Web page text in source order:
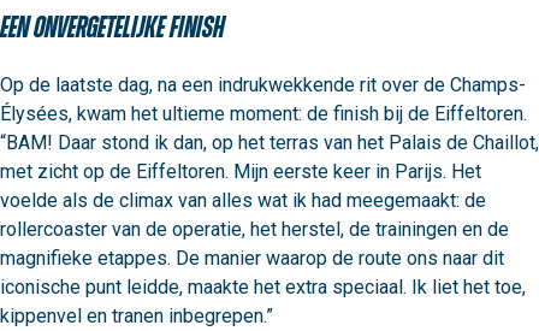
Een onvergetelijke finish
Op de laatste dag, na een indrukwekkende rit over de Champs-
Élysées, kwam het ultieme moment: de finish bij de Eiffeltoren.
“BAM! Daar stond ik dan, op het terras van het Palais de Chaillot,
met zicht op de Eiffeltoren. Mijn eerste keer in Parijs. Het
voelde als de climax van alles wat ik had meegemaakt: de
rollercoaster van de operatie, het herstel, de trainingen en de
magnifieke etappes. De manier waarop de route ons naar dit
iconische punt leidde, maakte het extra speciaal. Ik liet het toe,
kippenvel en tranen inbegrepen.”